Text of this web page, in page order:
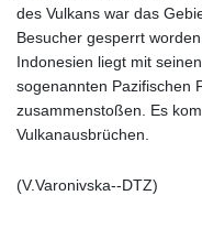
des Vulkans war das
Besucher gesperrt worden.
Indonesien liegt mit
sogenannten Pazifischen
zusammenstoßen. Es
Vulkanausbrüchen.
(V.Varonivska--DTZ)